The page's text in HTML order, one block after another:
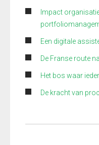
Impact
Een digitale
De Franse route
Het bos waar
De kracht van